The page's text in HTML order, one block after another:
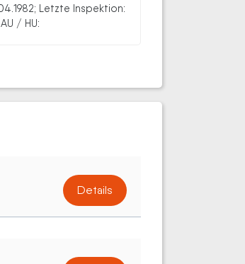
Letzte Inspektion:
/ HU:
Details